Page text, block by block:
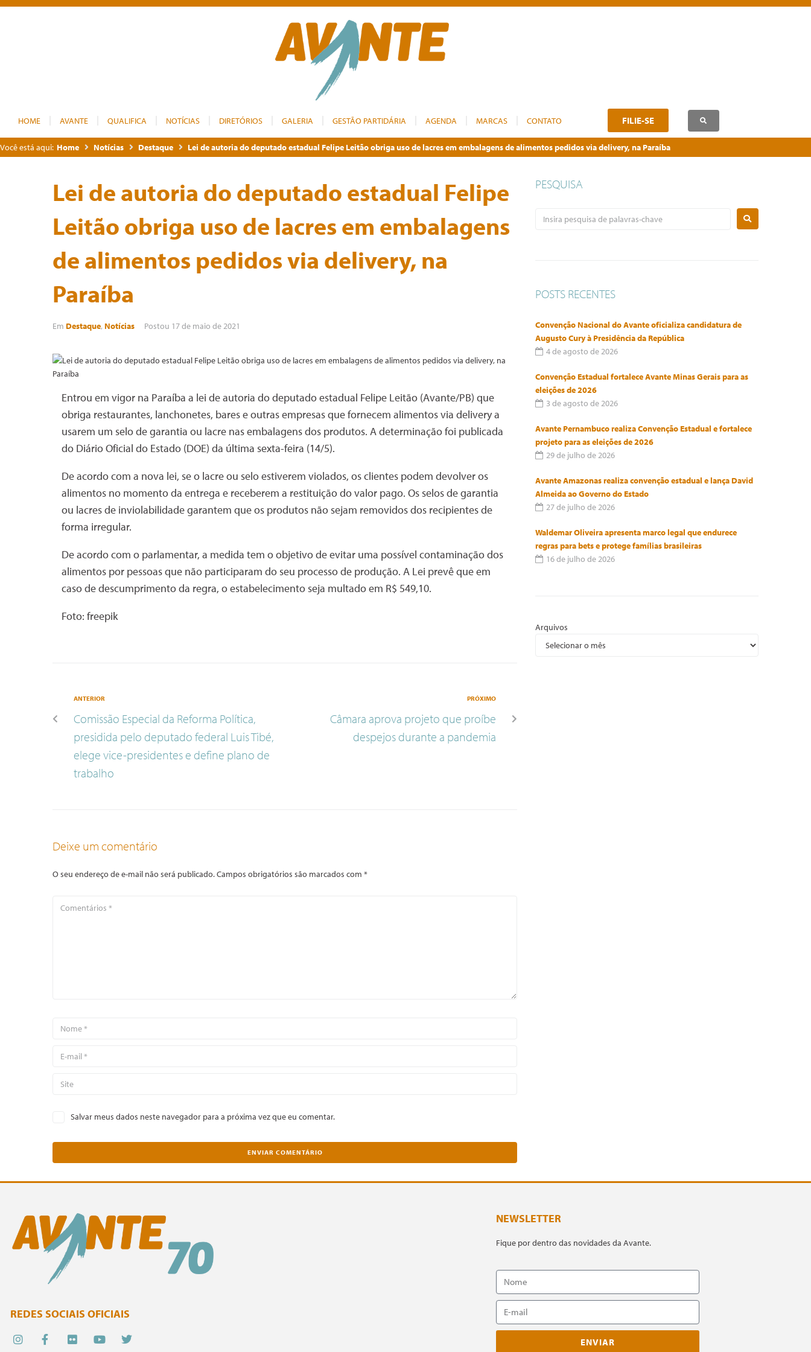
HOME AVANTE QUALIFICA NOTÍCIAS DIRETÓRIOS GALERIA GESTÃO PARTIDÁRIA AGENDA MARCAS CONTATO FILIE-SE
Você está aqui: Home Notícias Destaque Lei de autoria do deputado estadual Felipe Leitão obriga uso de lacres em embalagens de alimentos pedidos via delivery, na Paraíba
Lei de autoria do deputado estadual Felipe
Leitão obriga uso de lacres em embalagens
de alimentos pedidos via delivery, na
Paraíba
Em Destaque, Notícias Postou 17 de maio de 2021
Entrou em vigor na Paraíba a lei de autoria do deputado estadual Felipe Leitão (Avante/PB) que
obriga restaurantes, lanchonetes, bares e outras empresas que fornecem alimentos via delivery a
usarem um selo de garantia ou lacre nas embalagens dos produtos. A determinação foi publicada
do Diário Oficial do Estado (DOE) da última sexta-feira (14/5).
De acordo com a nova lei, se o lacre ou selo estiverem violados, os clientes podem devolver os
alimentos no momento da entrega e receberem a restituição do valor pago. Os selos de garantia
ou lacres de inviolabilidade garantem que os produtos não sejam removidos dos recipientes de
forma irregular.
De acordo com o parlamentar, a medida tem o objetivo de evitar uma possível contaminação dos
alimentos por pessoas que não participaram do seu processo de produção. A Lei prevê que em
caso de descumprimento da regra, o estabelecimento seja multado em R$ 549,10.
Foto: freepik
ANTERIOR
Comissão Especial da Reforma Política,
presidida pelo deputado federal Luis Tibé,
elege vice-presidentes e define plano de
trabalho
PRÓXIMO
Câmara aprova projeto que proíbe
despejos durante a pandemia
Deixe um comentário
O seu endereço de e-mail não será publicado.Campos obrigatórios são marcados com *
Salvar meus dados neste navegador para a próxima vez que eu comentar.
PESQUISA
POSTS RECENTES
Convenção Nacional do Avante oficializa candidatura de
Augusto Cury à Presidência da República
4 de agosto de 2026
Convenção Estadual fortalece Avante Minas Gerais para as
eleições de 2026
3 de agosto de 2026
Avante Pernambuco realiza Convenção Estadual e fortalece
projeto para as eleições de 2026
29 de julho de 2026
Avante Amazonas realiza convenção estadual e lança David
Almeida ao Governo do Estado
27 de julho de 2026
Waldemar Oliveira apresenta marco legal que endurece
regras para bets e protege famílias brasileiras
16 de julho de 2026
Arquivos
REDES SOCIAIS OFICIAIS
NEWSLETTER
Fique por dentro das novidades da Avante.
ENVIAR